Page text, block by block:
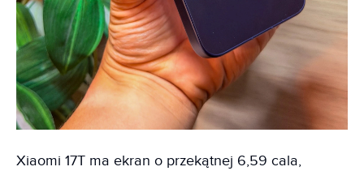
Xiaomi 17T ma ekran o przekątnej 6,59 cala,